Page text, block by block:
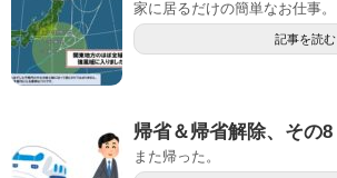
家に居るだけの簡単なお仕事。
記事を読む
帰省＆帰省解除、その8
また帰った。